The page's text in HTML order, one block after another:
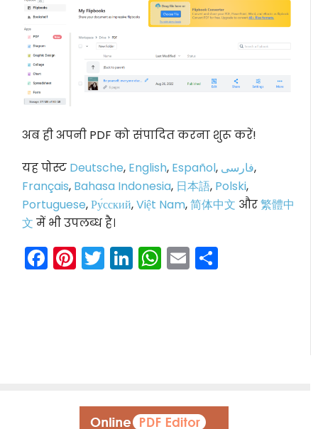
अब ही अपनी PDF को संपादित करना शुरू करें!
यह पोस्ट Deutsche, English, Español, فارسی,
Français, Bahasa Indonesia, 日本語, Polski,
Portuguese,Ру́сский,Việt Nam,简体中文 और繁體中
文 में भी उपलब्ध है।
Facebook
Pinterest
Twitter
LinkedIn
WhatsApp
Email